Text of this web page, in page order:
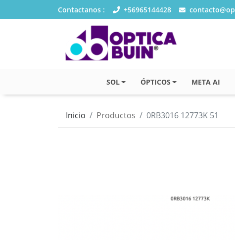
Contactanos : +56965144428
SOL ÓPTICOS META AI
Inicio Productos 0RB3016 12773K 51